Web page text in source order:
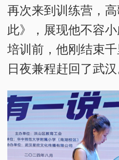
再次来到训练营，
此》，展现他不容
培训前，他刚结束千
日夜兼程赶回了武汉